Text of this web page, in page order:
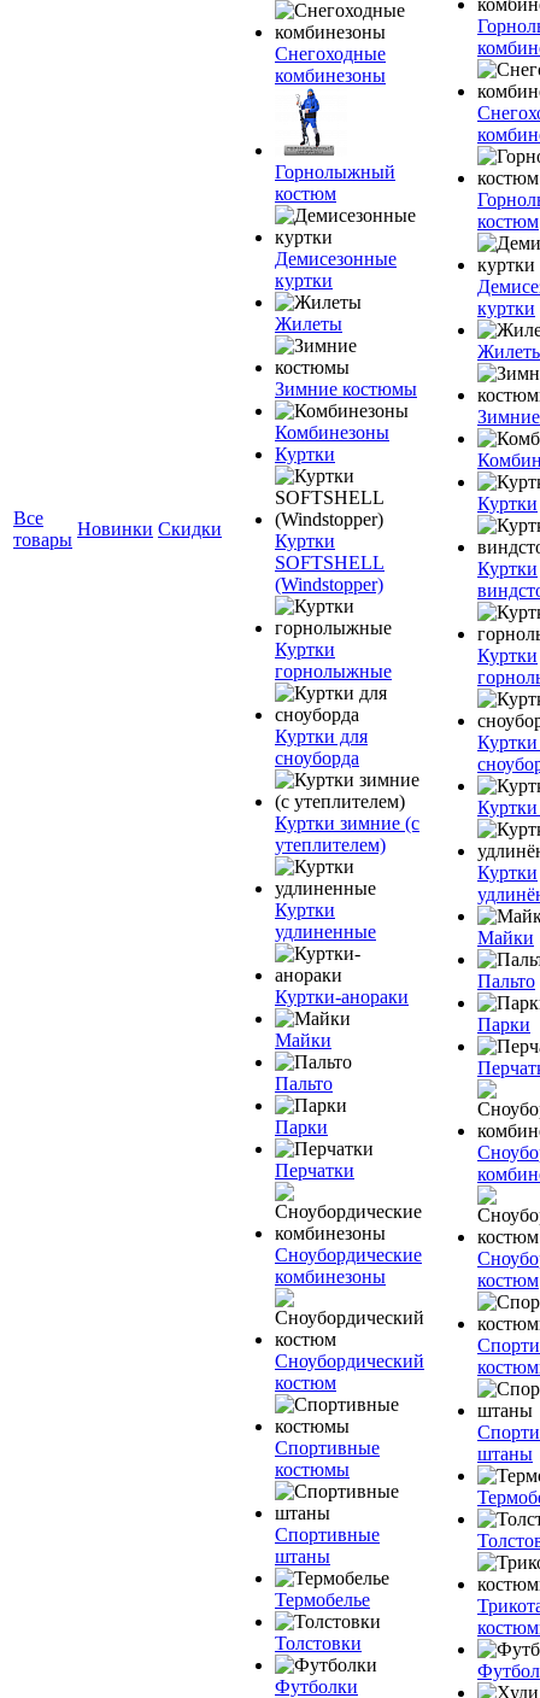
Все
товары
Новинки Скидки
Снегоходные
комбинезоны
Горнолыжный
костюм
Демисезонные
куртки
Жилеты
Зимние костюмы
Комбинезоны
Куртки
Куртки
SOFTSHELL
(Windstopper)
Куртки
горнолыжные
Куртки для
сноуборда
Куртки зимние (с
утеплителем)
Куртки
удлиненные
Куртки-анораки
Майки
Пальто
Парки
Перчатки
Сноубордические
комбинезоны
Сноубордический
костюм
Спортивные
костюмы
Спортивные
штаны
Термобелье
Толстовки
Футболки
костюм
куртки
Куртки
Куртки
Куртки
Куртки
Куртки
Майки
Пальто
Парки
костюм
штаны